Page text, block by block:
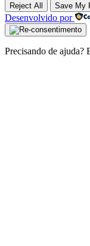
Reject All Save My
Desenvolvido por
Precisando de ajuda?